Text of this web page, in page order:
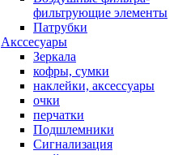
фильтрующие элементы
Патрубки
Акссесуары
Зеркала
кофры, сумки
наклейки, аксессуары
очки
перчатки
Подшлемники
Сигнализация